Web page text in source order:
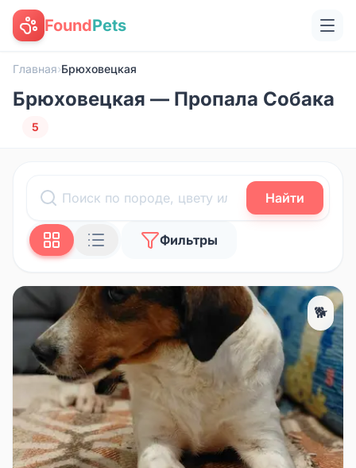
FoundPets
Главная›Брюховецкая
Брюховецкая — Пропала Собака
5
Найти
Фильтры
🐕